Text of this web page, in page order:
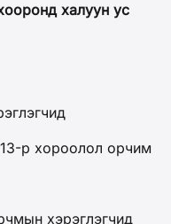
халуун ус
р хороолол орчим
хэрэглэгчид